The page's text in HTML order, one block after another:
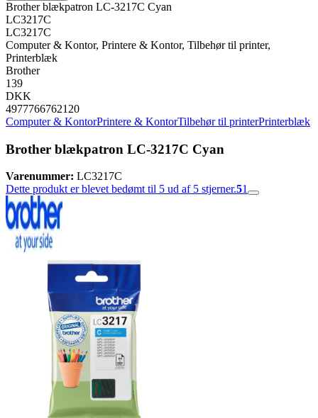
Brother blækpatron LC-3217C Cyan
LC3217C
LC3217C
Computer & Kontor, Printere & Kontor, Tilbehør til printer,
Printerblæk
Brother
139
DKK
4977766762120
Computer & KontorPrintere & KontorTilbehør til printerPrinterblæk
Brother blækpatron LC-3217C Cyan
Varenummer: LC3217C
Dette produkt er blevet bedømt til 5 ud af 5 stjerner.51